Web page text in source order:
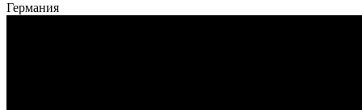
Германия